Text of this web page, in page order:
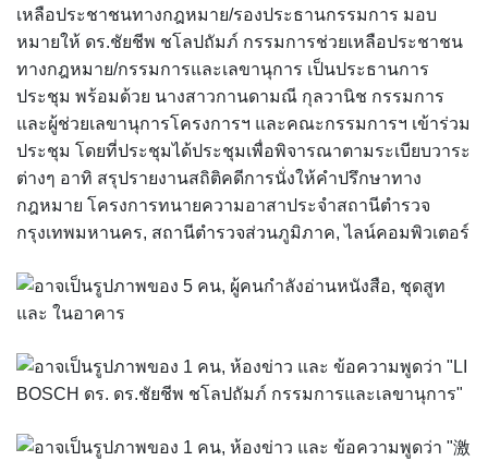
เหลือประชาชนทางกฎหมาย/รองประธานกรรมการ มอบ
หมายให้ ดร.ชัยชีพ ชโลปถัมภ์ กรรมการช่วยเหลือประชาชน
ทางกฎหมาย/กรรมการและเลขานุการ เป็นประธานการ
ประชุม พร้อมด้วย นางสาวกานดามณี กุลวานิช กรรมการ
และผู้ช่วยเลขานุการโครงการฯ และคณะกรรมการฯ เข้าร่วม
ประชุม โดยที่ประชุมได้ประชุมเพื่อพิจารณาตามระเบียบวาระ
ต่างๆ อาทิ สรุปรายงานสถิติคดีการนั่งให้คำปรึกษาทาง
กฎหมาย โครงการทนายความอาสาประจำสถานีตำรวจ
กรุงเทพมหานคร, สถานีตำรวจส่วนภูมิภาค, ไลน์คอมพิวเตอร์